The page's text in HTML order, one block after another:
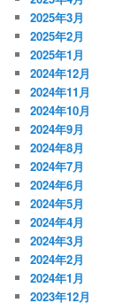
2025年3月
2025年2月
2025年1月
2024年12月
2024年11月
2024年10月
2024年9月
2024年8月
2024年7月
2024年6月
2024年5月
2024年4月
2024年3月
2024年2月
2024年1月
2023年12月